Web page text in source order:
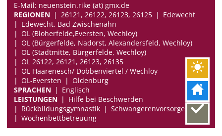
E-Mail: neuenstein.rike (at) gmx.de
REGIONEN
26121, 26122, 26123, 26125
Edewecht
Edewecht, Bad Zwischenahn
OL (Bloherfelde,Eversten, Wechloy)
OL (Bürgerfelde, Nadorst, Alexandersfeld, Wechloy)
OL (Stadtmitte, Bürgerfelde, Wechloy)
OL 26122, 26121, 26123, 26135
OL Haarenesch/ Dobbenviertel / Wechloy
OL-Eversten
Oldenburg
SPRACHEN
Englisch
LEISTUNGEN
Hilfe bei Beschwerden
Rückbildungsgymnastik
Schwangerenvorsorge
Wochenbettbetreuung